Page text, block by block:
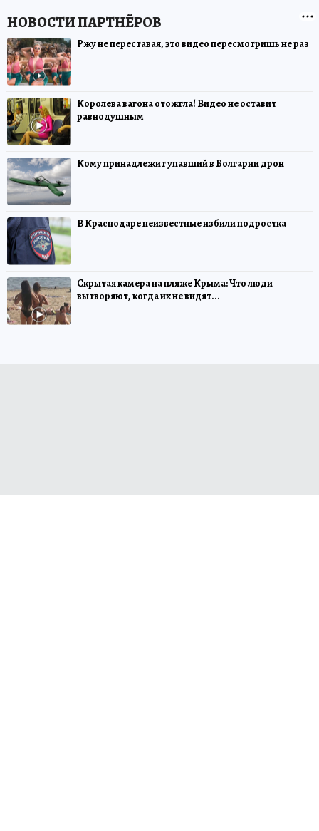
Ржу не переставая, это видео пересмотришь не раз
Королева вагона отожгла! Видео не оставит
равнодушным
Кому принадлежит упавший в Болгарии дрон
В Краснодаре неизвестные избили подростка
Скрытая камера на пляже Крыма: Что люди
вытворяют, когда их не видят...